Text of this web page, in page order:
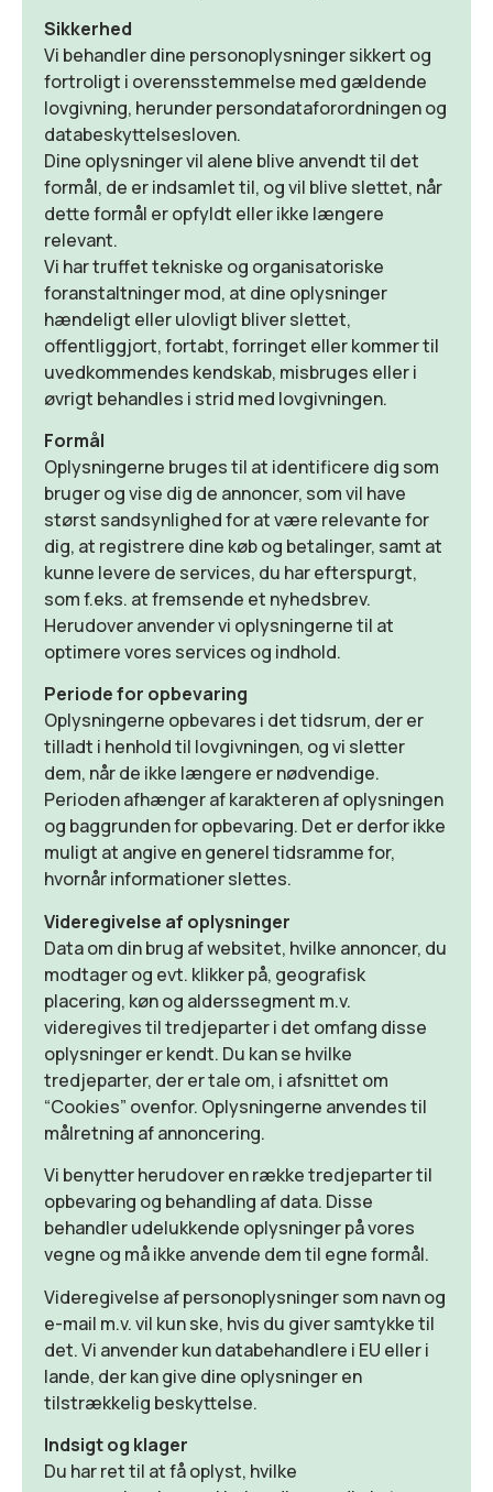
Sikkerhed
Vi behandler dine personoplysninger sikkert og
fortroligt i overensstemmelse med gældende
lovgivning, herunder persondataforordningen og
databeskyttelsesloven.
Dine oplysninger vil alene blive anvendt til det
formål, de er indsamlet til, og vil blive slettet, når
dette formål er opfyldt eller ikke længere
relevant.
Vi har truffet tekniske og organisatoriske
foranstaltninger mod, at dine oplysninger
hændeligt eller ulovligt bliver slettet,
offentliggjort, fortabt, forringet eller kommer til
uvedkommendes kendskab, misbruges eller i
øvrigt behandles i strid med lovgivningen.
Formål
Oplysningerne bruges til at identificere dig som
bruger og vise dig de annoncer, som vil have
størst sandsynlighed for at være relevante for
dig, at registrere dine køb og betalinger, samt at
kunne levere de services, du har efterspurgt,
som f.eks. at fremsende et nyhedsbrev.
Herudover anvender vi oplysningerne til at
optimere vores services og indhold.
Periode for opbevaring
Oplysningerne opbevares i det tidsrum, der er
tilladt i henhold til lovgivningen, og vi sletter
dem, når de ikke længere er nødvendige.
Perioden afhænger af karakteren af oplysningen
og baggrunden for opbevaring. Det er derfor ikke
muligt at angive en generel tidsramme for,
hvornår informationer slettes.
Videregivelse af oplysninger
Data om din brug af websitet, hvilke annoncer, du
modtager og evt. klikker på, geografisk
placering, køn og alderssegment m.v.
videregives til tredjeparter i det omfang disse
oplysninger er kendt. Du kan se hvilke
tredjeparter, der er tale om, i afsnittet om
“Cookies” ovenfor. Oplysningerne anvendes til
målretning af annoncering.
Vi benytter herudover en række tredjeparter til
opbevaring og behandling af data. Disse
behandler udelukkende oplysninger på vores
vegne og må ikke anvende dem til egne formål.
Videregivelse af personoplysninger som navn og
e-mail m.v. vil kun ske, hvis du giver samtykke til
det. Vi anvender kun databehandlere i EU eller i
lande, der kan give dine oplysninger en
tilstrækkelig beskyttelse.
Indsigt og klager
Du har ret til at få oplyst, hvilke